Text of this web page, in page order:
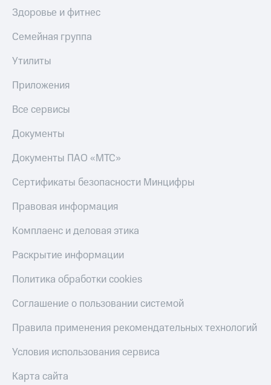
Здоровье и фитнес
Семейная группа
Утилиты
Приложения
Все сервисы
Документы
Документы ПАО «МТС»
Сертификаты безопасности Минцифры
Правовая информация
Комплаенс и деловая этика
Раскрытие информации
Политика обработки cookies
Соглашение о пользовании системой
Правила применения рекомендательных технологий
Условия использования сервиса
Карта сайта